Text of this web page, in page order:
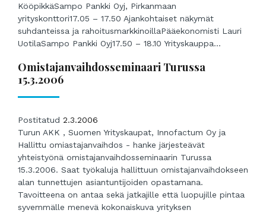
KööpikkäSampo Pankki Oyj, Pirkanmaan
yrityskonttori17.05 – 17.50 Ajankohtaiset näkymät
suhdanteissa ja rahoitusmarkkinoillaPääekonomisti Lauri
UotilaSampo Pankki Oyj17.50 – 18.10 Yrityskauppa...
Omistajanvaihdosseminaari Turussa
15.3.2006
Postitatud 2.3.2006
Turun AKK , Suomen Yrityskaupat, Innofactum Oy ja
Hallittu omiastajanvaihdos - hanke järjesteävät
yhteistyönä omistajanvaihdosseminaarin Turussa
15.3.2006. Saat työkaluja hallittuun omistajanvaihdokseen
alan tunnettujen asiantuntijoiden opastamana.
Tavoitteena on antaa sekä jatkajille että luopujille pintaa
syvemmälle menevä kokonaiskuva yrityksen